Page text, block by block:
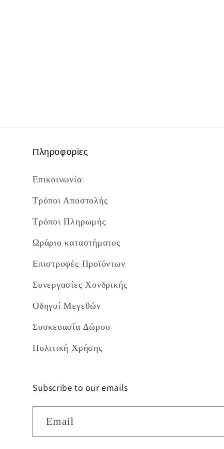
Πληροφορίες
Επικοινωνία
Τρόποι Αποστολής
Τρόποι Πληρωμής
Ωράριο καταστήματος
Επιστροφές Προϊόντων
Συνεργασίες Χονδρικής
Οδηγοί Μεγεθών
Συσκευασία Δώρου
Πολιτική Χρήσης
Subscribe to our emails
Email